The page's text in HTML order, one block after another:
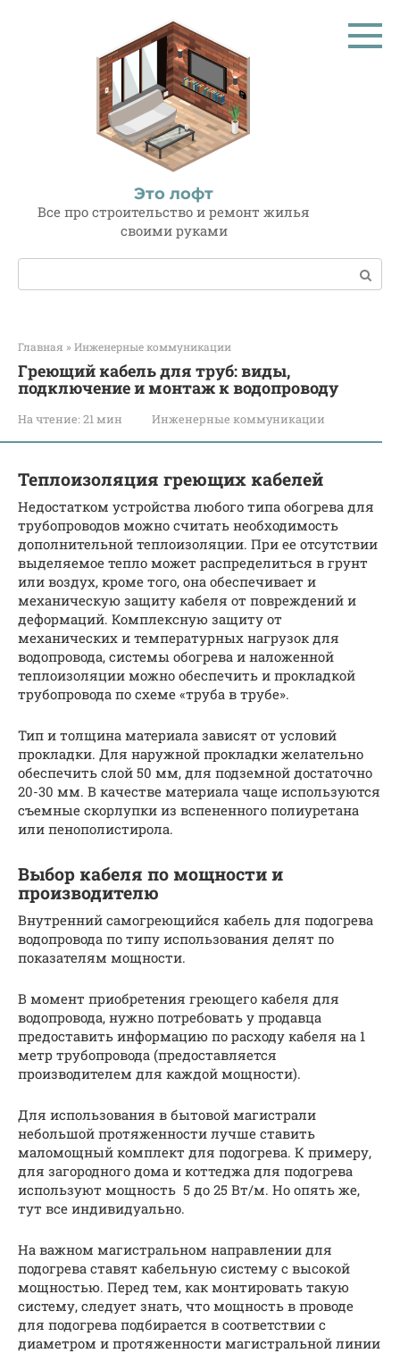
Это лофт
Все про строительство и ремонт жилья
своими руками
Поиск:
Главная » Инженерные коммуникации
Греющий кабель для труб: виды,
подключение и монтаж к водопроводу
На чтение: 21 мин Инженерные коммуникации
Теплоизоляция греющих кабелей
Недостатком устройства любого типа обогрева для
трубопроводов можно считать необходимость
дополнительной теплоизоляции. При ее отсутствии
выделяемое тепло может распределиться в грунт
или воздух, кроме того, она обеспечивает и
механическую защиту кабеля от повреждений и
деформаций. Комплексную защиту от
механических и температурных нагрузок для
водопровода, системы обогрева и наложенной
теплоизоляции можно обеспечить и прокладкой
трубопровода по схеме «труба в трубе».
Тип и толщина материала зависят от условий
прокладки. Для наружной прокладки желательно
обеспечить слой 50 мм, для подземной достаточно
20-30 мм. В качестве материала чаще используются
съемные скорлупки из вспененного полиуретана
или пенополистирола.
Выбор кабеля по мощности и
производителю
Внутренний самогреющийся кабель для подогрева
водопровода по типу использования делят по
показателям мощности.
В момент приобретения греющего кабеля для
водопровода, нужно потребовать у продавца
предоставить информацию по расходу кабеля на 1
метр трубопровода (предоставляется
производителем для каждой мощности).
Для использования в бытовой магистрали
небольшой протяженности лучше ставить
маломощный комплект для подогрева. К примеру,
для загородного дома и коттеджа для подогрева
используют мощность 5 до 25 Вт/м. Но опять же,
тут все индивидуально.
На важном магистральном направлении для
подогрева ставят кабельную систему с высокой
мощностью. Перед тем, как монтировать такую
систему, следует знать, что мощность в проводе
для подогрева подбирается в соответствии с
диаметром и протяженности магистральной линии